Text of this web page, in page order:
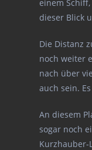
einem
dieser Blick
Die Distanz
noch weiter
nach über
auch sein.
An diesem
sogar noch
Kurzhauber-